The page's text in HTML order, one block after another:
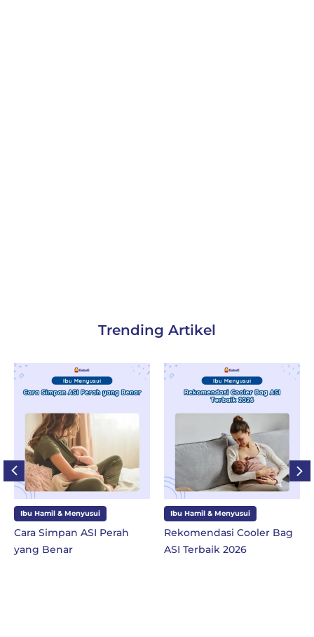
Trending Artikel
Ibu Hamil & Menyusui
Rekomendasi Cooler Bag
ASI Terbaik 2026
Ibu dan Anak
10 Perlengkapan Sekolah
SD Kelas 1 di Tahun